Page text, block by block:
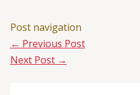
Post navigation
← Previous Post
Next Post →